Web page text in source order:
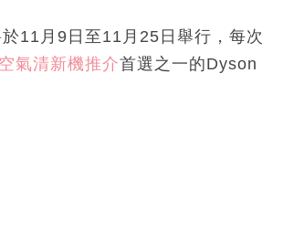
11月9日至11月25日舉行，每次
空氣清新機推介首選之一的Dyson